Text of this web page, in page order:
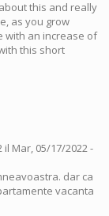
this and really
as you grow
with an increase of
this short
il Mar, 05/17/2022 -
dar ca
vacanta